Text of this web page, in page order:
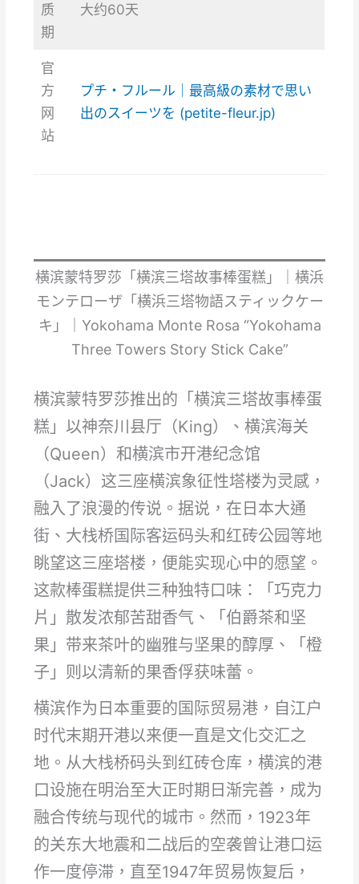
质
期
大约60天
官
方
网
站
プチ・フルール｜最高級の素材で思い
出のスイーツを (petite-fleur.jp)
横滨蒙特罗莎「横滨三塔故事棒蛋糕」｜横浜
モンテローザ「横浜三塔物語スティックケー
キ」｜Yokohama Monte Rosa “Yokohama
Three Towers Story Stick Cake”
横滨蒙特罗莎推出的「横滨三塔故事棒蛋
糕」以神奈川县厅（King）、横滨海关
（Queen）和横滨市开港纪念馆
（Jack）这三座横滨象征性塔楼为灵感，
融入了浪漫的传说。据说，在日本大通
街、大栈桥国际客运码头和红砖公园等地
眺望这三座塔楼，便能实现心中的愿望。
这款棒蛋糕提供三种独特口味：「巧克力
片」散发浓郁苦甜香气、「伯爵茶和坚
果」带来茶叶的幽雅与坚果的醇厚、「橙
子」则以清新的果香俘获味蕾。
横滨作为日本重要的国际贸易港，自江户
时代末期开港以来便一直是文化交汇之
地。从大栈桥码头到红砖仓库，横滨的港
口设施在明治至大正时期日渐完善，成为
融合传统与现代的城市。然而，1923年
的关东大地震和二战后的空袭曾让港口运
作一度停滞，直至1947年贸易恢复后，